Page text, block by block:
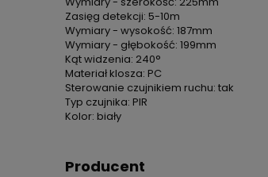
Zasięg detekcji: 5-10m
Wymiary - wysokość: 187mm
Wymiary - głębokość: 199mm
Kąt widzenia: 240°
Materiał klosza: PC
Sterowanie czujnikiem ruchu: tak
Typ czujnika: PIR
Kolor: biały
Producent